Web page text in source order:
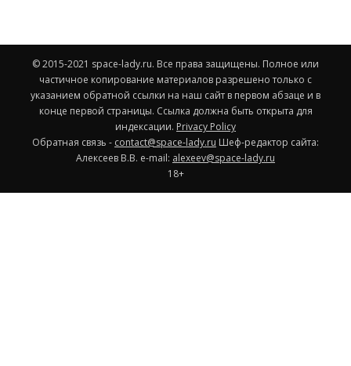
© 2015-2021 space-lady.ru. Все права защищены. Полное или
частичное копирование материалов разрешено только с
указанием обратной ссылки на наш сайт в первом абзаце и в
конце первой страницы. Ссылка должна быть открыта для
индексации. Privacy Policy
Обратная связь - contact@space-lady.ru Шеф-редактор сайта:
Алексеев В.В. e-mail: alexeev@space-lady.ru
18+